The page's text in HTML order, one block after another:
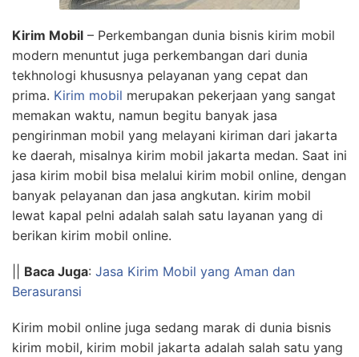
Kirim Mobil – Perkembangan dunia bisnis kirim mobil
modern menuntut juga perkembangan dari dunia
tekhnologi khususnya pelayanan yang cepat dan
prima. Kirim mobil merupakan pekerjaan yang sangat
memakan waktu, namun begitu banyak jasa
pengirinman mobil yang melayani kiriman dari jakarta
ke daerah, misalnya kirim mobil jakarta medan. Saat ini
jasa kirim mobil bisa melalui kirim mobil online, dengan
banyak pelayanan dan jasa angkutan. kirim mobil
lewat kapal pelni adalah salah satu layanan yang di
berikan kirim mobil online.
Baca Juga: Jasa Kirim Mobil yang Aman dan
Berasuransi
Kirim mobil online juga sedang marak di dunia bisnis
kirim mobil, kirim mobil jakarta adalah salah satu yang